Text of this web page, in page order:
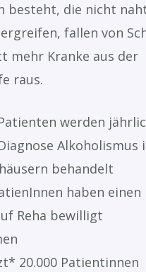
besteht, die nicht
fallen von
mehr Kranke aus der
raus.
werden
Alkoholismus
behandelt
haben einen
Reha bewilligt
20.000 Patientinnen